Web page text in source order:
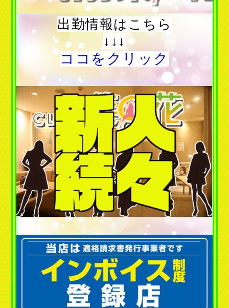
出勤情報はこちら
↓↓↓
ココをクリック